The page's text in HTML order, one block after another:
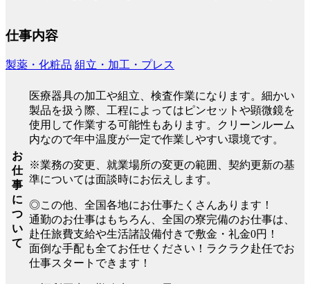
仕事内容
製薬・化粧品 組立・加工・プレス
お
仕
事
に
つ
い
て
医療器具の加工や組立、検査作業になります。細かい
製品を扱う際、工程によってはピンセットや顕微鏡を
使用して作業する可能性もあります。クリーンルーム
内なので年中温度が一定で作業しやすい環境です。
※業務の変更、就業場所の変更の範囲、契約更新の基
準については面談時にお伝えします。
◎この他、全国各地にお仕事たくさんあります！
通勤のお仕事はもちろん、全国の寮完備のお仕事は、
赴任旅費支給や生活諸設備付きで敷金・礼金0円！
面倒な手配も全てお任せください！ラクラク赴任でお
仕事スタートできます！